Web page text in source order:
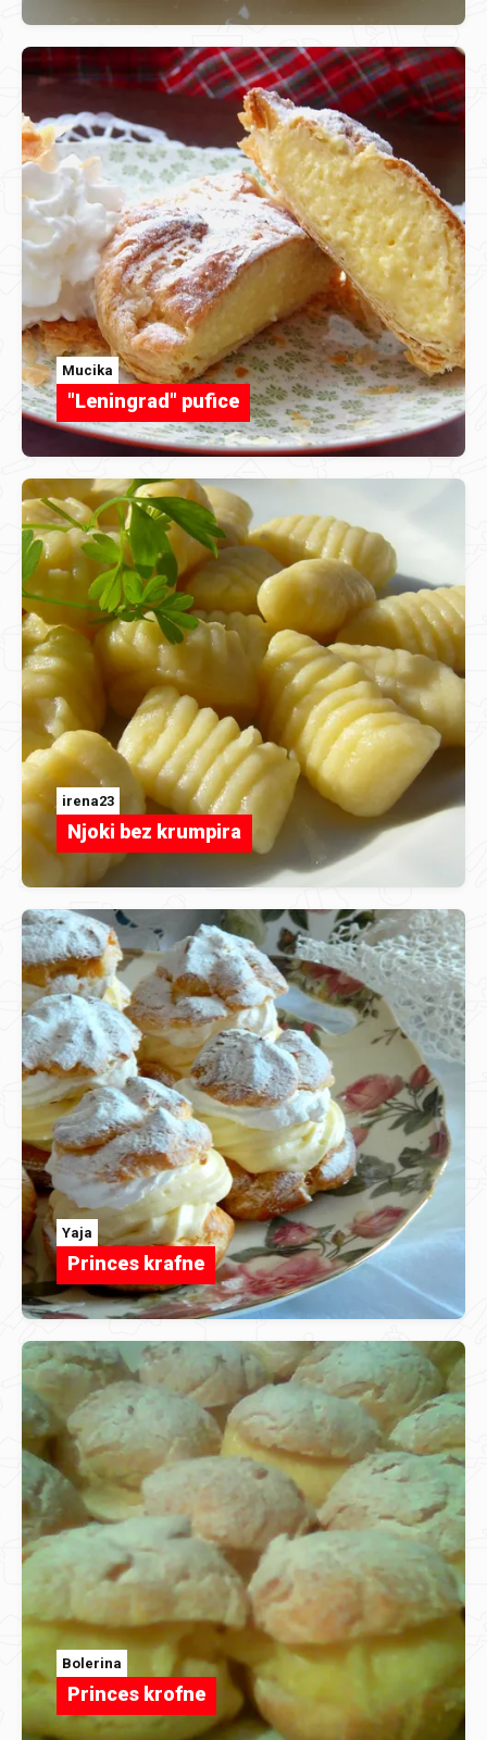
Mucika
"Leningrad" pufice
irena23
Njoki bez krumpira
Yaja
Princes krafne
Bolerina
Princes krofne